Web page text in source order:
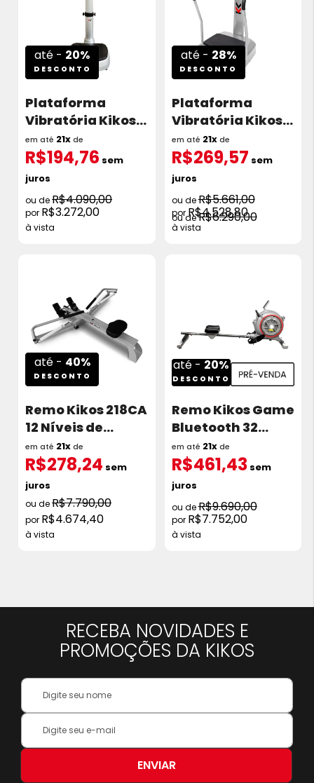
até - 20%
DESCONTO
Plataforma
Vibratória Kikos
P200Ix
R$4.090,00
R$3.272,00
à vista
em até 21xde
R$194,76 sem
juros
até - 28%
DESCONTO
Plataforma
Vibratória Kikos
P201Ix
R$5.661,00
R$6.290,00
R$4.528,80
à vista
em até 21xde
R$269,57 sem
juros
até - 40%
DESCONTO
Remo Kikos 218CA
12 Níveis de
Tensão
R$7.790,00
R$4.674,40
à vista
em até 21xde
R$278,24 sem
juros
até - 20%
DESCONTO
Remo Kikos Game
Bluetooth 32
Níveis de Tensão
R$9.690,00
R$7.752,00
à vista
em até 21xde
R$461,43sem
juros
RECEBA NOVIDADES E
PROMOÇÕES DA KIKOS
Your
Name:
Inscreva-
na
Newsletter:
ENVIAR